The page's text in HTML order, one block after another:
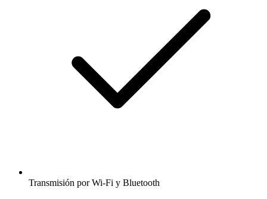
Transmisión por Wi-Fi y Bluetooth